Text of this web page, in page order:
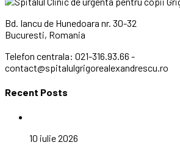
Bd. Iancu de Hunedoara nr. 30-32
Bucuresti, Romania
Telefon centrala: 021-316.93.66 -
contact@spitalulgrigorealexandrescu.ro
Recent Posts
10 iulie 2026